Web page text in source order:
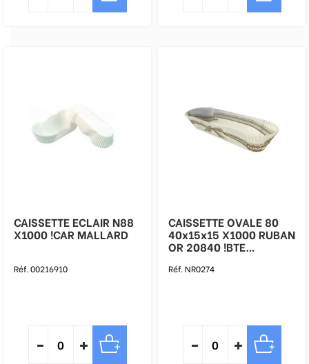
CAISSETTE ECLAIR N88
X1000 !CAR MALLARD
Réf. 00216910
CAISSETTE OVALE 80
40x15x15 X1000 RUBAN
OR 20840 !BTE
Réf. NR0274